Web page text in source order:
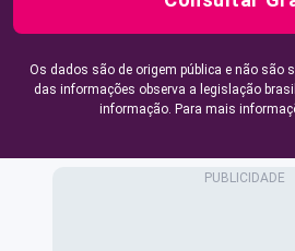
Os dados são de origem pública e não são
das informações observa a legislação
informação. Para mais